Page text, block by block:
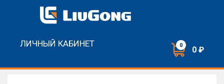
НОВОСТИ
ЛИЧНЫЙ КАБИНЕТ 0 0 ₽